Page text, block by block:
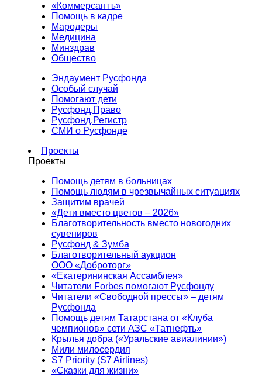
«Коммерсантъ»
Помощь в кадре
Мародеры
Медицина
Минздрав
Общество
Эндаумент Русфонда
Особый случай
Помогают дети
Русфонд.Право
Русфонд.Регистр
СМИ о Русфонде
Проекты
Проекты
Помощь детям в больницах
Помощь людям в чрезвычайных ситуациях
Защитим врачей
«Дети вместо цветов – 2026»
Благотворительность вместо новогодних
сувениров
Русфонд & Зумба
Благотворительный аукцион
ООО «Доброторг»
«Екатерининская Ассамблея»
Читатели Forbes помогают Русфонду
Читатели «Свободной прессы» – детям
Русфонда
Помощь детям Татарстана от «Клуба
чемпионов» сети АЗС «Татнефть»
Крылья добра («Уральские авиалинии»)
Мили милосердия
S7 Priority (S7 Airlines)
«Сказки для жизни»